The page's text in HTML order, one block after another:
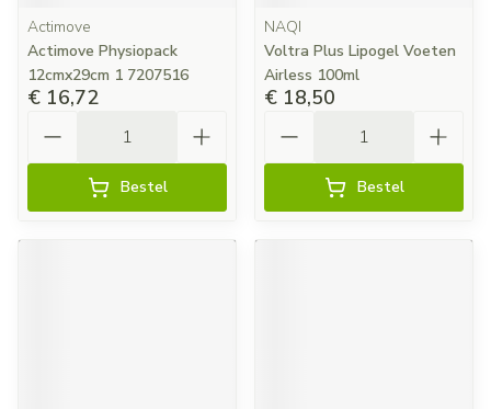
Actimove
Actimove Physiopack
12cmx29cm 1 7207516
€ 16,72
Bestel
NAQI
Voltra Plus Lipogel Voeten
Airless 100ml
€ 18,50
Bestel